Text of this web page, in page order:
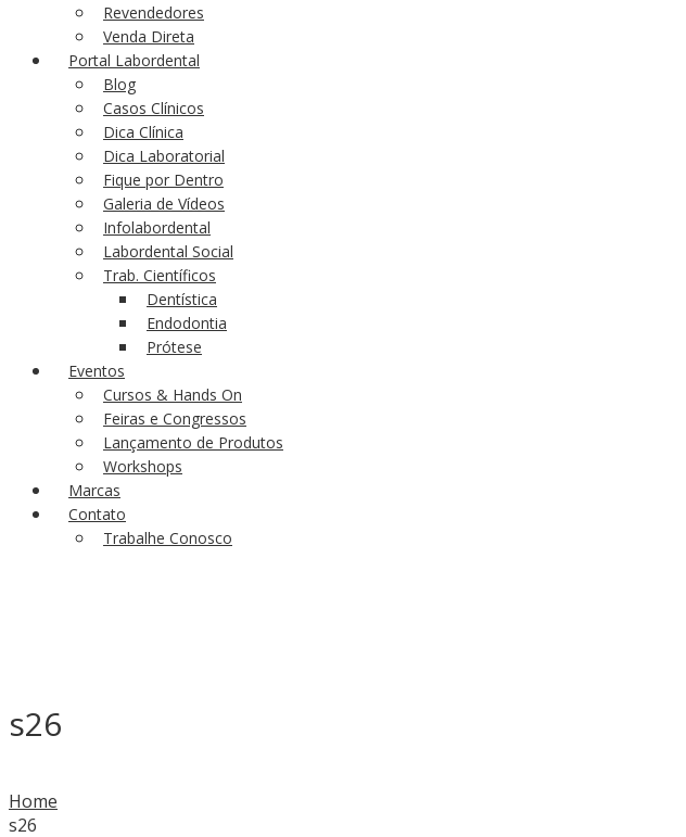
Revendedores
Venda Direta
Portal Labordental
Blog
Casos Clínicos
Dica Clínica
Dica Laboratorial
Fique por Dentro
Galeria de Vídeos
Infolabordental
Labordental Social
Trab. Científicos
Dentística
Endodontia
Prótese
Eventos
Cursos & Hands On
Feiras e Congressos
Lançamento de Produtos
Workshops
Marcas
Contato
Trabalhe Conosco
s26
Home
s26